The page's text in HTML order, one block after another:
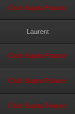
Club Supra France
Laurent
Club Supra France
Club Supra France
Club Supra France